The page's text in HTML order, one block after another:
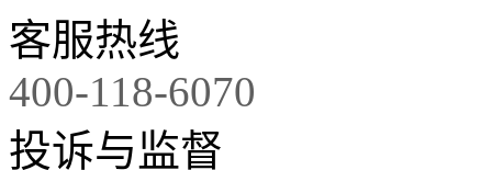
客服热线
400-118-6070
投诉与监督